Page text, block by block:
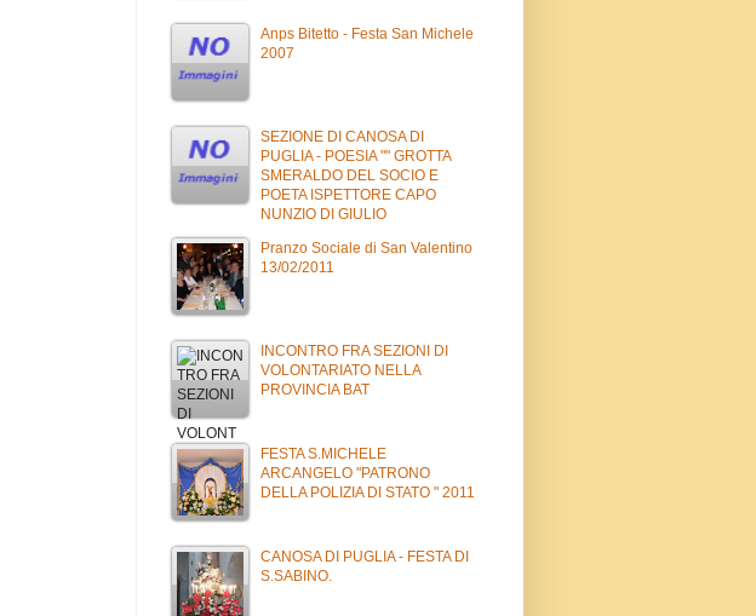
Anps Bitetto - Festa San Michele
2007
SEZIONE DI CANOSA DI
PUGLIA - POESIA "" GROTTA
SMERALDO DEL SOCIO E
POETA ISPETTORE CAPO
NUNZIO DI GIULIO
Pranzo Sociale di San Valentino
13/02/2011
INCONTRO FRA SEZIONI DI
VOLONTARIATO NELLA
PROVINCIA BAT
FESTA S.MICHELE
ARCANGELO "PATRONO
DELLA POLIZIA DI STATO " 2011
CANOSA DI PUGLIA - FESTA DI
S.SABINO.